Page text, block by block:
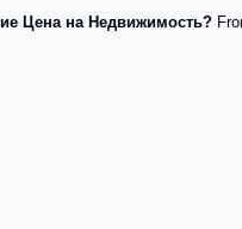
Цена на Недвижимость?